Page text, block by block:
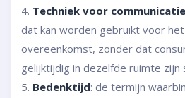
4. Techniek voor
dat kan worden gebruikt voor
overeenkomst, zonder dat
gelijktijdig in dezelfde ruimte zijn
5. Bedenktijd: de termijn